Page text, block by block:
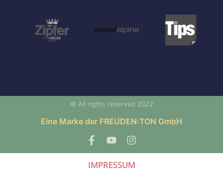
© All rights reserved 2022
Eine Marke der FREUDEN:TON GmbH
IMPRESSUM